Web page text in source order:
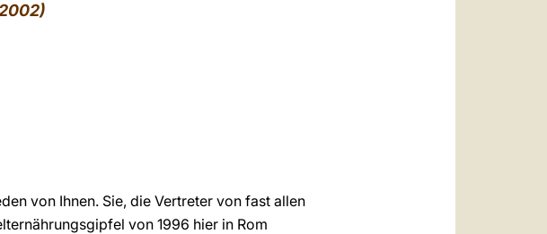
von Ihnen. Sie, die Vertreter von fast allen
von 1996 hier in Rom